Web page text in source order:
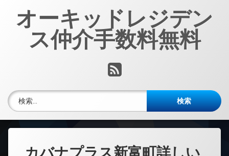
オーキッドレジデン
ス仲介手数料無料
RSS
検索: